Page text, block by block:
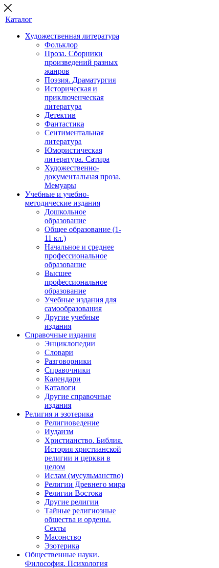
Каталог
Художественная литература
Фольклор
Проза. Сборники
произведений разных
жанров
Поэзия. Драматургия
Историческая и
приключенческая
литература
Детектив
Фантастика
Сентиментальная
литература
Юмористическая
литература. Сатира
Художественно-
документальная проза.
Мемуары
Учебные и учебно-
методические издания
Дошкольное
образование
Общее образование (1-
11 кл.)
Начальное и среднее
профессиональное
образование
Высшее
профессиональное
образование
Учебные издания для
самообразования
Другие учебные
издания
Справочные издания
Энциклопедии
Словари
Разговорники
Справочники
Календари
Каталоги
Другие справочные
издания
Религия и эзотерика
Религиоведение
Иудаизм
Христианство. Библия.
История христианской
религии и церкви в
целом
Ислам (мусульманство)
Религии Древнего мира
Религии Востока
Другие религии
Тайные религиозные
общества и ордены.
Секты
Масонство
Эзотерика
Общественные науки.
Философия. Психология